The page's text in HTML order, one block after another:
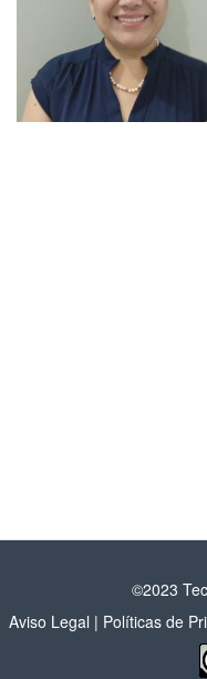
©2023
Aviso Legal | Políticas de